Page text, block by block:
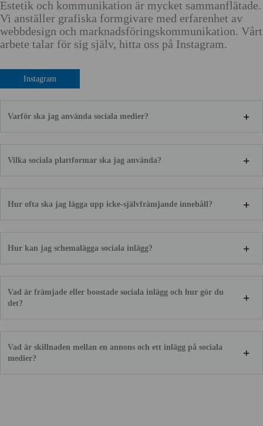
Estetik och kommunikation är mycket sammanflätade.
Vi anställer grafiska formgivare med erfarenhet av
webbdesign och marknadsföringskommunikation. Vårt
arbete talar för sig själv, hitta oss på Instagram.
Instagram
Varför ska jag använda sociala medier?
Vilka sociala plattformar ska jag använda?
Hur ofta ska jag lägga upp icke-självfrämjande innehåll?
Hur kan jag schemalägga sociala inlägg?
Vad är främjade eller boostade sociala inlägg och hur gör du
det?
Vad är skillnaden mellan en annons och ett inlägg på sociala
medier?